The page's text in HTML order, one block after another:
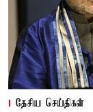
தேசிய செய்திகள்